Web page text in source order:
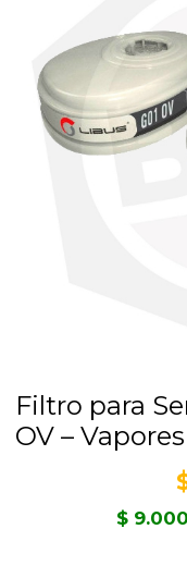
Filtro para
OV –
$